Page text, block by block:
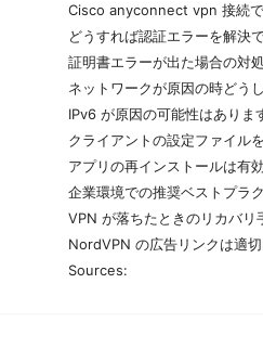
Cisco anyconnect vpn 接続
どうすれば認証エラーを解決
証明書エラーが出た場合の対
ネットワークが原因の時どう
IPv6 が原因の可能性はありま
クライアントの設定ファイル
アプリの再インストールは有
企業環境での推奨ベストプラ
VPN が落ちたときのリカバリ
NordVPN の広告リンクは適
Sources: